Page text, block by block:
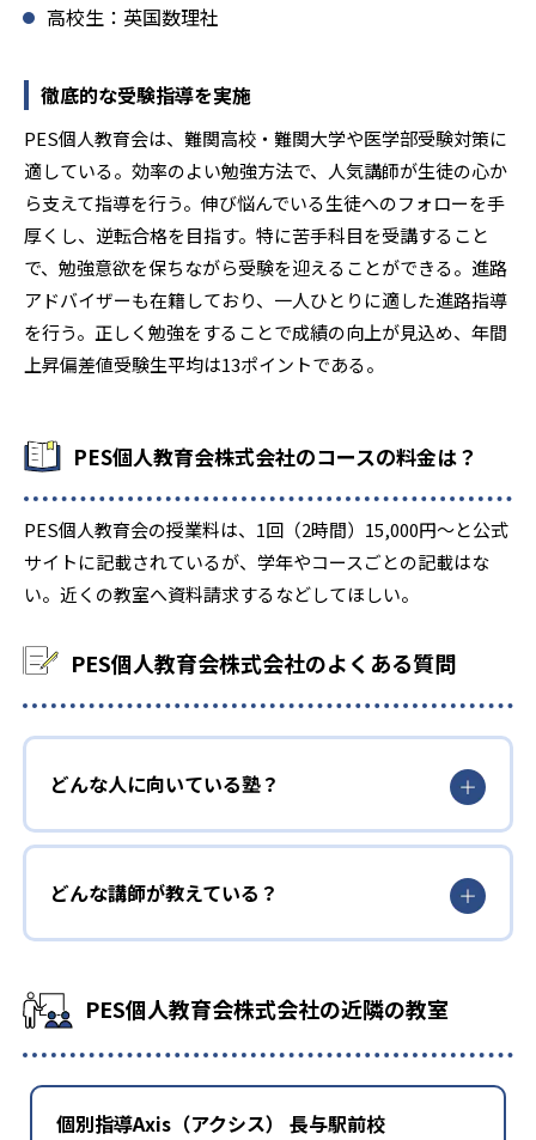
早稲田大学 ‐
青山学院大学 ‐
法政大学 ‐ 立命館大学 ‐
同志社大学 ‐ 西南学院大学 ‐
福岡大学 ‐ 久留米大学 ‐
他、多数合格
※年度は記載なし。公式サイトより
高校生：英国数理社
徹底的な受験指導を実施
PES個人教育会は、難関高校・難関大学や医学部受験対策に
適している。効率のよい勉強方法で、人気講師が生徒の心か
ら支えて指導を行う。伸び悩んでいる生徒へのフォローを手
厚くし、逆転合格を目指す。特に苦手科目を受講すること
で、勉強意欲を保ちながら受験を迎えることができる。進路
アドバイザーも在籍しており、一人ひとりに適した進路指導
を行う。正しく勉強をすることで成績の向上が見込め、年間
上昇偏差値受験生平均は13ポイントである。
PES個人教育会株式会社のコースの料金は？
PES個人教育会の授業料は、1回（2時間）15,000円～と公式
サイトに記載されているが、学年やコースごとの記載はな
い。近くの教室へ資料請求するなどしてほしい。
PES個人教育会株式会社のよくある質問
どんな人に向いている塾？
どんな講師が教えている？
PES個人教育会株式会社の近隣の教室
個別指導Axis（アクシス） 長与駅前校